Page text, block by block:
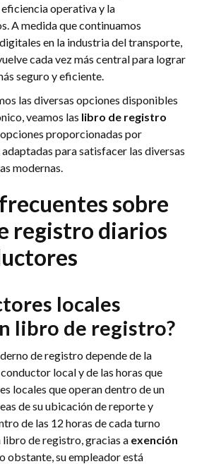
operativa y la
A medida que continuamos
en la industria del transporte,
cada vez más central para lograr
seguro y eficiente.
las diversas opciones disponibles
veamos las libro de registro
opciones proporcionadas por
para satisfacer las diversas
modernas.
sobre
registro diarios
locales
libro de registro?
de registro depende de la
local y de las horas que
locales que operan dentro de un
de su ubicación de reporte y
de las 12 horas de cada turno
libro de registro, gracias a exención
obstante, su empleador está